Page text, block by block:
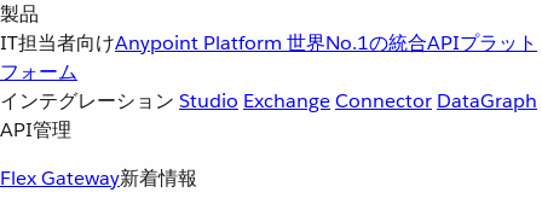
製品
IT担当者向けAnypoint Platform 世界No.1の統合APIプラット
フォーム
インテグレーション Studio ExchangeConnector DataGraph
API管理
Flex Gateway新着情報